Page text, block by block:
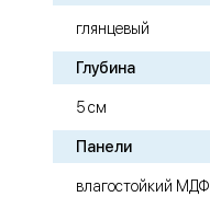
глянцевый
Глубина
5 см
Панели
влагостойкий МДФ